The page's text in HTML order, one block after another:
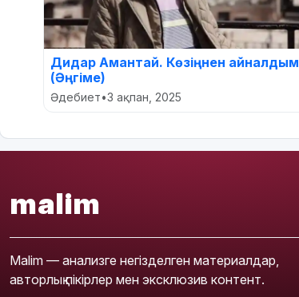
Дидар Амантай. Көзіңнен айналдым
(Әңгіме)
Әдебиет•3 ақпан, 2025
malim
Malim — анализге негізделген материалдар,
авторлық пікірлер мен эксклюзив контент.